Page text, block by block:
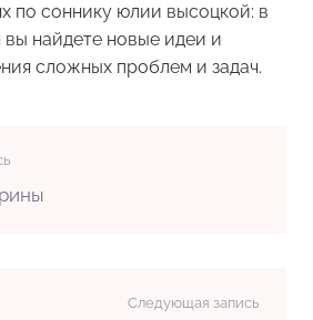
по соннику юлии высоцкой: в
найдете новые идеи и
сложных проблем и задач.
Следующая запись